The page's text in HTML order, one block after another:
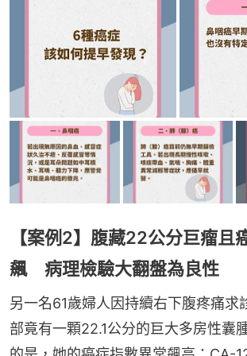
【案例2】腹藏22公分巨瘤且
飆 病理檢驗大翻盤為良性
另一名61歲婦人因持續右下腹疼痛求
部竟有一顆22.1公分的巨大多房性囊